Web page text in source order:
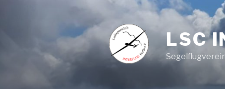
LSC